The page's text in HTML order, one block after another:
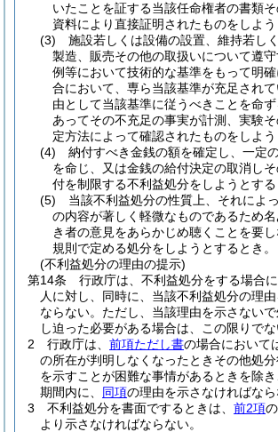
いたことを証する当該任命権者の書類
資料により直接証明されたものをしよう
(3)
施設若しくは設備の設置、維持若し
製造、販売その他の取扱いについて遵
例等において技術的な基準をもって明
合において、専ら当該基準が充足され
由として当該基準に従うべきことを命
あってその不充足の事実が計測、実験
定方法によって確認されたものをしよう
(4)
納付すべき金銭の額を確定し、一定
を命じ、又は金銭の給付決定の取消し
付を制限する不利益処分をしようとする
(5)
当該不利益処分の性質上、それによ
の内容が著しく軽微なものであるため
き者の意見をあらかじめ聴くことを要
規則で定める処分をしようとするとき。
(不利益処分の理由の提示)
第14条
行政庁は、不利益処分をする場合
人に対し、同時に、当該不利益処分の理
ならない。 ただし、当該理由を示さない
し迫った必要がある場合は、この限りでな
2
行政庁は、 前項ただし書の場合において
の所在が判明しなくなったときその他処
を示すことが困難な事情があるときを除
期間内に、 同項の理由を示さなければなら
3
不利益処分を書面でするときは、 前2項
より示さなければならない。